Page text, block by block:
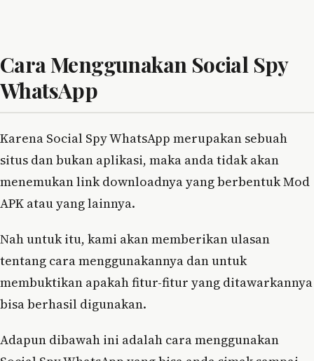
Cara Menggunakan Social Spy
WhatsApp
Karena Social Spy WhatsApp merupakan sebuah
situs dan bukan aplikasi, maka anda tidak akan
menemukan link downloadnya yang berbentuk Mod
APK atau yang lainnya.
Nah untuk itu, kami akan memberikan ulasan
tentang cara menggunakannya dan untuk
membuktikan apakah fitur-fitur yang ditawarkannya
bisa berhasil digunakan.
Adapun dibawah ini adalah cara menggunakan